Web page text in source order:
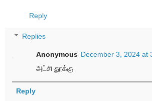
Reply
Replies
Anonymous December 3, 2024 at
அட்சி தூக்கு
Reply